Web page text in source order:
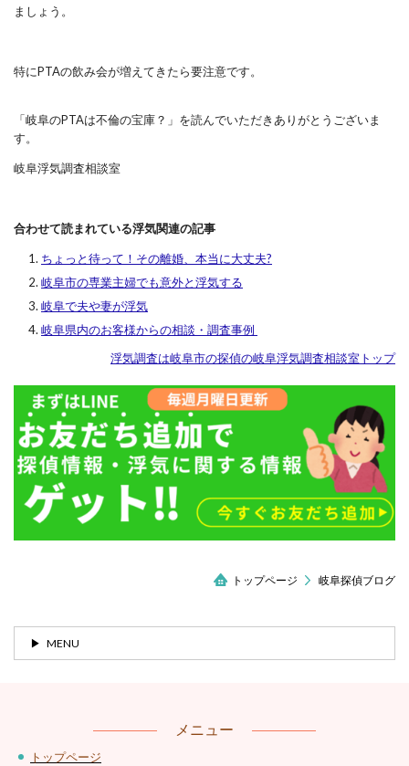
ましょう。
特にPTAの飲み会が増えてきたら要注意です。
「岐阜のPTAは不倫の宝庫？」を読んでいただきありがとうございま
す。
岐阜浮気調査相談室
合わせて読まれている浮気関連の記事
ちょっと待って！その離婚、本当に大丈夫?
岐阜市の専業主婦でも意外と浮気する
岐阜で夫や妻が浮気
岐阜県内のお客様からの相談・調査事例
浮気調査は岐阜市の探偵の岐阜浮気調査相談室トップ
トップページ 岐阜探偵ブログ
MENU
メニュー
トップページ